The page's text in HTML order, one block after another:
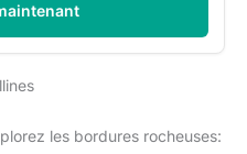
les bordures rocheuses: